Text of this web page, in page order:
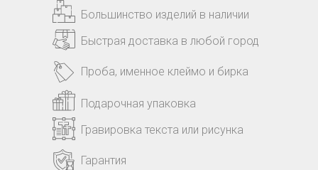
Большинство изделий в наличии
Быстрая доставка в любой город
Подарочная упаковка
Гравировка текста или рисунка
Проба, именное клеймо и бирка
Гарантия